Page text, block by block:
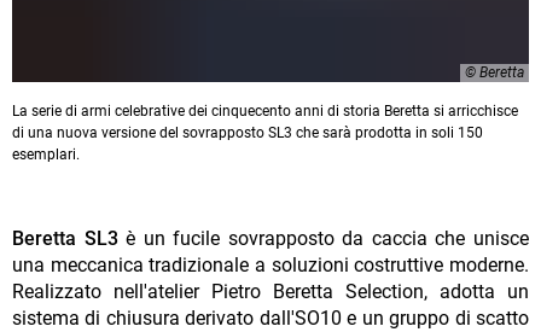
© Beretta
La serie di armi celebrative dei cinquecento anni di storia Beretta si arricchisce
di una nuova versione del sovrapposto SL3 che sarà prodotta in soli 150
esemplari.
Beretta SL3è un fucile sovrapposto da caccia che unisce
una meccanica tradizionale a soluzioni costruttive moderne.
Realizzato nell'atelier Pietro Beretta Selection, adotta un
sistema di chiusura derivato dall'SO10 e un gruppo di scatto